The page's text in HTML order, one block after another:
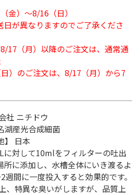
金）～8/16（日）
日が異なりますのでご了承くださ
17（月）以降のご注文は、通常通
）のご注文は、8/17（月）から7
社 ニチドウ
湖産光合成細菌
】 日本
に対して10mlをフィルターの吐出
所に添加し、水槽全体にいき渡るよ
週間に一度投入すると効果的です。
、特異な臭いがしますが、品質上